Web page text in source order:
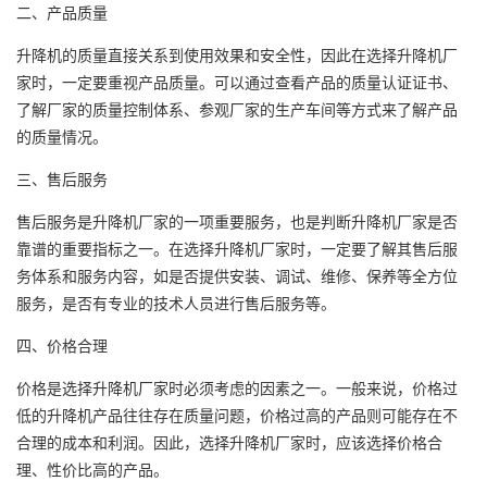
二、产品质量
升降机的质量直接关系到使用效果和安全性，因此在选择升降机厂
家时，一定要重视产品质量。可以通过查看产品的质量认证证书、
了解厂家的质量控制体系、参观厂家的生产车间等方式来了解产品
的质量情况。
三、售后服务
售后服务是升降机厂家的一项重要服务，也是判断升降机厂家是否
靠谱的重要指标之一。在选择升降机厂家时，一定要了解其售后服
务体系和服务内容，如是否提供安装、调试、维修、保养等全方位
服务，是否有专业的技术人员进行售后服务等。
四、价格合理
价格是选择升降机厂家时必须考虑的因素之一。一般来说，价格过
低的升降机产品往往存在质量问题，价格过高的产品则可能存在不
合理的成本和利润。因此，选择升降机厂家时，应该选择价格合
理、性价比高的产品。